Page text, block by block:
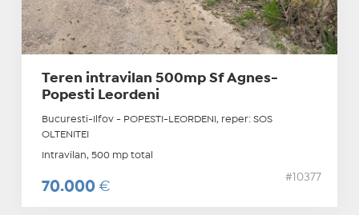
Teren intravilan 500mp Sf Agnes-
Popesti Leordeni
Bucuresti-Ilfov - POPESTI-LEORDENI, reper: SOS
OLTENITEI
Intravilan, 500 mp total
70.000 €
#10377